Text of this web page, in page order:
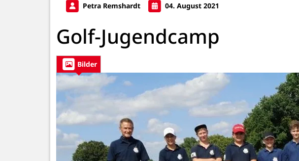
Petra Remshardt 04. August 2021
Golf-Jugendcamp
Bilder